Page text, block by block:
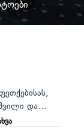
და...